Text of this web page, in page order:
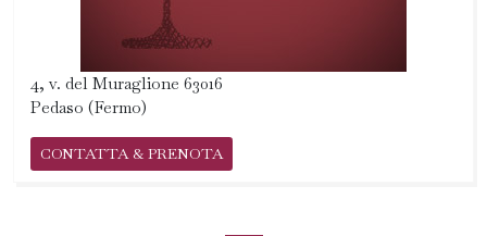
4, v. del Muraglione 63016
Pedaso (Fermo)
CONTATTA & PRENOTA